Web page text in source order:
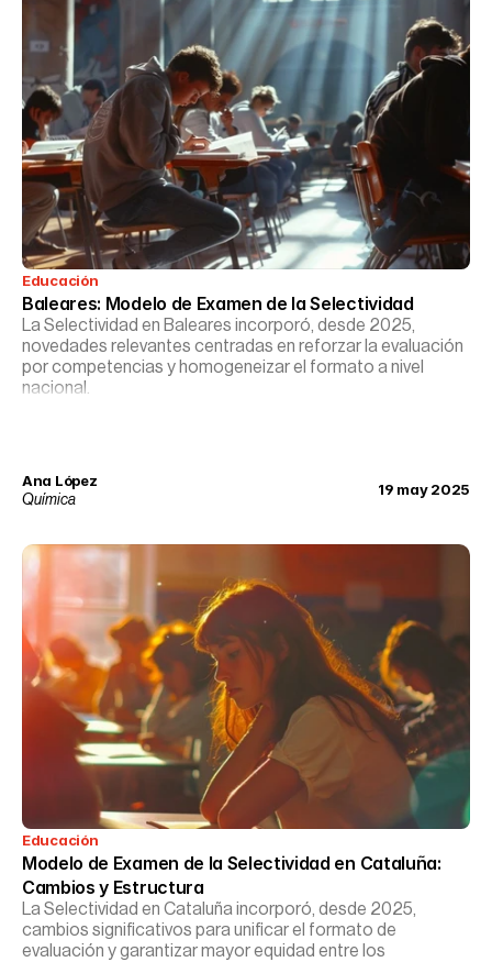
Educación
Baleares: Modelo de Examen de la Selectividad
La Selectividad en Baleares incorporó, desde 2025,
novedades relevantes centradas en reforzar la evaluación
por competencias y homogeneizar el formato a nivel
nacional.
Ana López
Química
19 may 2025
Educación
Modelo de Examen de la Selectividad en Cataluña:
Cambios y Estructura
La Selectividad en Cataluña incorporó, desde 2025,
cambios significativos para unificar el formato de
evaluación y garantizar mayor equidad entre los